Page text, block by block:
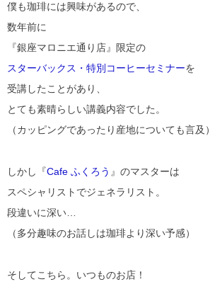
僕も珈琲には興味があるので、
数年前に
『銀座マロニエ通り店』限定の
スターバックス・特別コーヒーセミナーを
受講したことがあり、
とても素晴らしい講義内容でした。
（カッピングであったり産地についても言及）
しかし『Cafe ふくろう 』のマスターは
スペシャリストでジェネラリスト。
段違いに深い…
（多分趣味のお話しは珈琲より深い予感）
そしてこちら。いつものお店！